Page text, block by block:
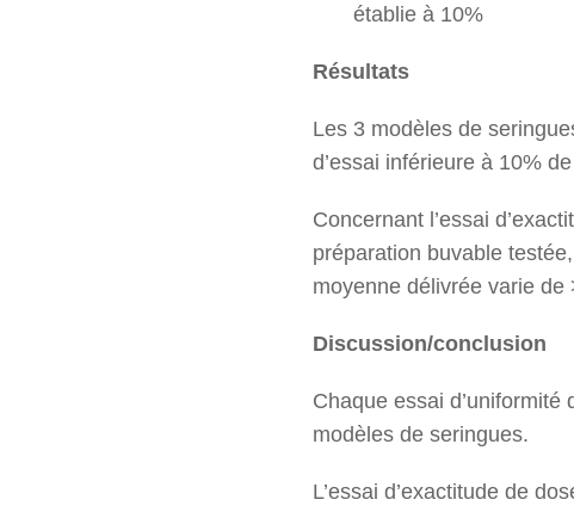
établie à 10%
Résultats
Les 3 modèles de
d’essai inférieure à 10%
Concernant l’essai
préparation buvable
moyenne délivrée varie
Discussion/conclusion
Chaque essai
modèles de seringues.
L’essai d’exactitude de